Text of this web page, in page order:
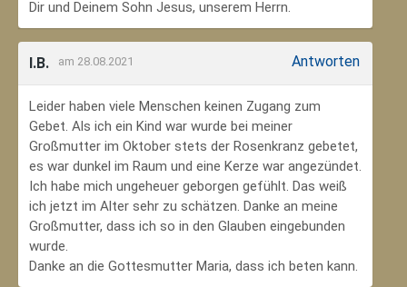
Dir und Deinem Sohn Jesus, unserem Herrn.
I.B. am 28.08.2021 Antworten
Leider haben viele Menschen keinen Zugang zum
Gebet. Als ich ein Kind war wurde bei meiner
Großmutter im Oktober stets der Rosenkranz gebetet,
es war dunkel im Raum und eine Kerze war angezündet.
Ich habe mich ungeheuer geborgen gefühlt. Das weiß
ich jetzt im Alter sehr zu schätzen. Danke an meine
Großmutter, dass ich so in den Glauben eingebunden
wurde.
Danke an die Gottesmutter Maria, dass ich beten kann.